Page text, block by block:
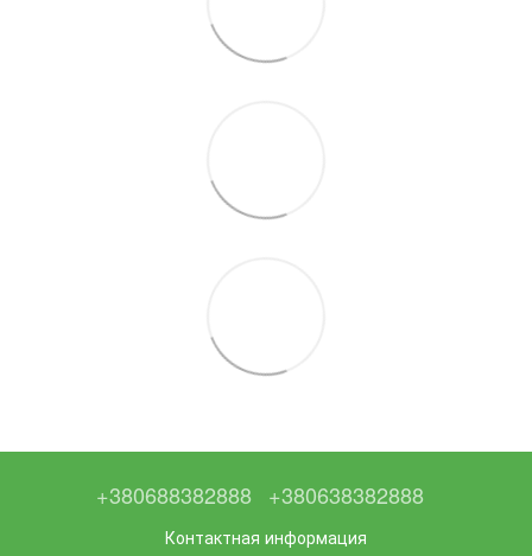
+380688382888 +380638382888
Контактная информация